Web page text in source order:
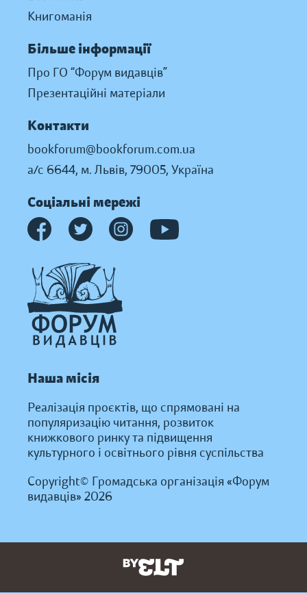
Книгоманія
Більше інформації
Про ГО “Форум видавців”
Презентаційні матеріали
Контакти
bookforum@bookforum.com.ua
а/с 6644, м. Львів, 79005, Україна
Соціальні мережі
Наша місія
Реалізація проєктів, що спрямовані на
популяризацію читання, розвиток
книжкового ринку та підвищення
культурного і освітнього рівня суспільства
Copyright© Громадська організація «Форум
видавців» 2026